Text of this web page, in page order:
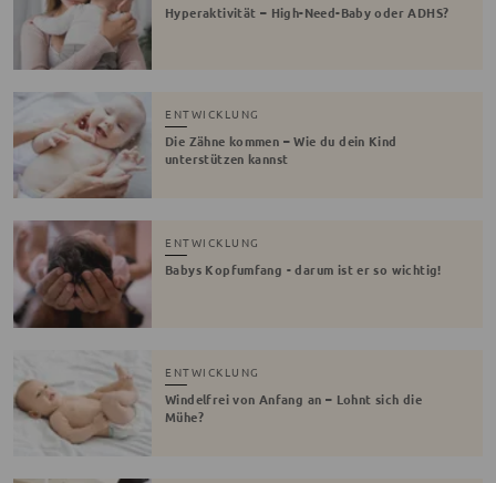
Hyperaktivität – High-Need-Baby oder ADHS?
ENTWICKLUNG
Die Zähne kommen – Wie du dein Kind
unterstützen kannst
ENTWICKLUNG
Babys Kopfumfang - darum ist er so wichtig!
ENTWICKLUNG
Windelfrei von Anfang an – Lohnt sich die
Mühe?